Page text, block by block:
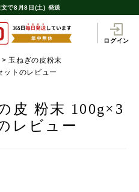
文で8月8日(土) 発送
ログイン
玉ねぎの皮粉末
ットのレビュー
皮 粉末 100g×3
レビュー